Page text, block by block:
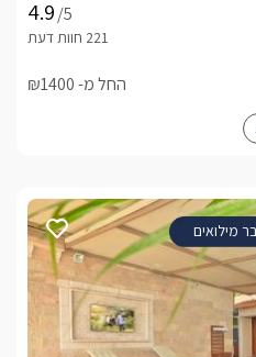
/5
החל מ- ₪1400
מילואים